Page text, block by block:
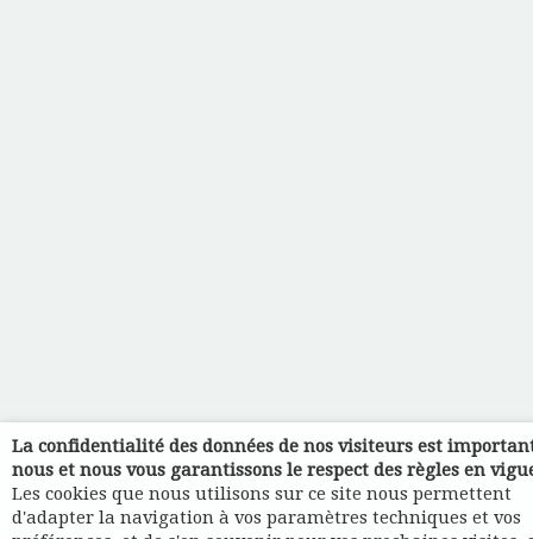
La confidentialité des données de nos visiteurs est
nous et nous vous garantissons le respect des règles en
Les cookies que nous utilisons sur ce site nous permettent
d'adapter la navigation à vos paramètres techniques et vos